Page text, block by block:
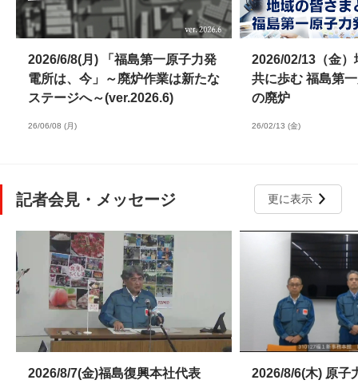
2026/6/8(月) 「福島第一原子力発
電所は、今」～廃炉作業は新たな
ステージへ～(ver.2026.6)
26/06/08 (月)
2026/02/13（金
共に歩む 福島第
の廃炉
26/02/13 (金)
記者会見・メッセージ 更に表示
2026/8/7(金)福島復興本社代表
2026/8/6(木) 原子